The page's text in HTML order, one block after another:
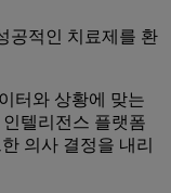
공적인 치료제를 환
터와 상황에 맞는
텔리전스 플랫폼
의사 결정을 내리